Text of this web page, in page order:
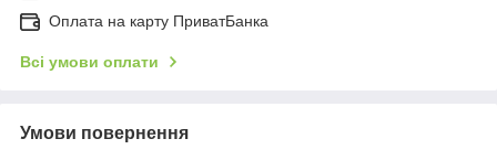
Оплата на карту ПриватБанка
Всі умови оплати
Умови повернення